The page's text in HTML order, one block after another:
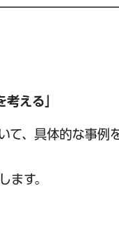
考える」
て、具体的な事例
ます。